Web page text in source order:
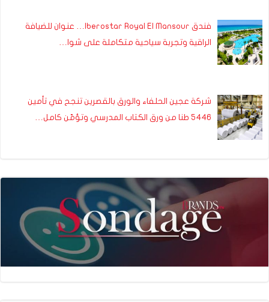
فندق Iberostar Royal El Mansour… عنوان للضيافة
الراقية وتجربة سياحية متكاملة على شوا…
شركة عجين الحلفاء والورق بالقصرين تنجح في تأمين
5446 طنا من ورق الكتاب المدرسي وتؤمّن كامل…